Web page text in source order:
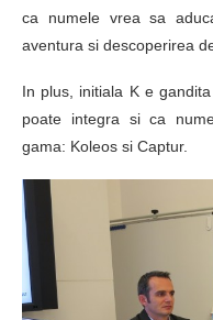
ca numele vrea sa
aventura si descoperirea
In plus, initiala K e
poate integra si ca
gama: Koleos si Captur.